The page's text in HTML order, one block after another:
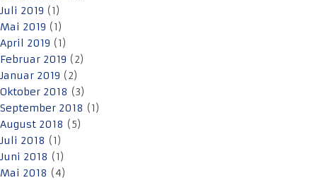
Juli 2019 (1)
Mai 2019 (1)
April 2019 (1)
Februar 2019 (2)
Januar 2019 (2)
Oktober 2018 (3)
September 2018 (1)
August 2018 (5)
Juli 2018 (1)
Juni 2018 (1)
Mai 2018 (4)